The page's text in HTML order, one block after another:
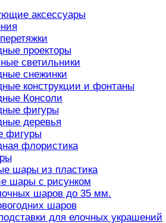
аксессуары
проекторы
светильники
снежинки
конструкции и фонтаны
Консоли
фигуры
деревья
фигуры
флористика
шары из пластика
шары с рисунком
шаров до 35 мм.
шаров
для елочных украшений